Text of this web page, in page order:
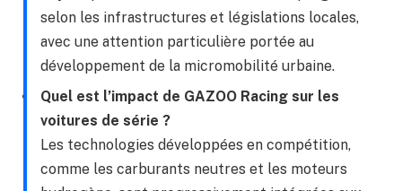
selon les infrastructures et législations locales,
avec une attention particulière portée au
développement de la micromobilité urbaine.
Quel est l’impact de GAZOO Racing sur les
voitures de série ?
Les technologies développées en compétition,
comme les carburants neutres et les moteurs